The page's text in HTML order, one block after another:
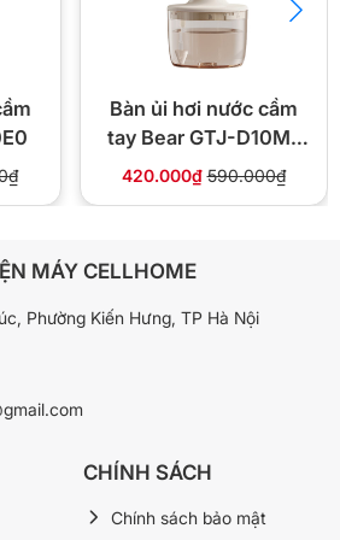
tại Cellhome
thành Hà Nội — freeship đơn từ
nếu lỗi nhà sản xuất
gặp
Bàn ủi hơi nước cầm
tay Bear GTJ-D10M1
1000W
420.000₫ 590.000₫
MÁY CELLHOME
Phường Kiến Hưng, TP Hà Nội
CHÍNH SÁCH
Chính sách bảo mật